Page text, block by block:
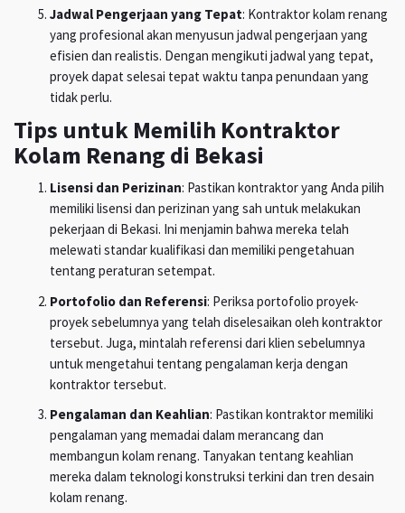
Jadwal Pengerjaan yang Tepat: Kontraktor kolam renang
yang profesional akan menyusun jadwal pengerjaan yang
efisien dan realistis. Dengan mengikuti jadwal yang tepat,
proyek dapat selesai tepat waktu tanpa penundaan yang
tidak perlu.
Tips untuk Memilih Kontraktor
Kolam Renang di Bekasi
Lisensi dan Perizinan: Pastikan kontraktor yang Anda pilih
memiliki lisensi dan perizinan yang sah untuk melakukan
pekerjaan di Bekasi. Ini menjamin bahwa mereka telah
melewati standar kualifikasi dan memiliki pengetahuan
tentang peraturan setempat.
Portofolio dan Referensi: Periksa portofolio proyek-
proyek sebelumnya yang telah diselesaikan oleh kontraktor
tersebut. Juga, mintalah referensi dari klien sebelumnya
untuk mengetahui tentang pengalaman kerja dengan
kontraktor tersebut.
Pengalaman dan Keahlian: Pastikan kontraktor memiliki
pengalaman yang memadai dalam merancang dan
membangun kolam renang. Tanyakan tentang keahlian
mereka dalam teknologi konstruksi terkini dan tren desain
kolam renang.